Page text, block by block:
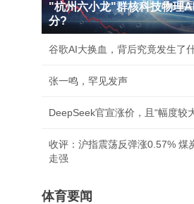
"杭州六小龙"群核科技物理
分?
谷歌AI大换血，背后究竟发生了
张一鸣，罕见发声
DeepSeek官宣涨价，且“幅度较
收评：沪指震荡反弹涨0.57% 煤
走强
体育要闻